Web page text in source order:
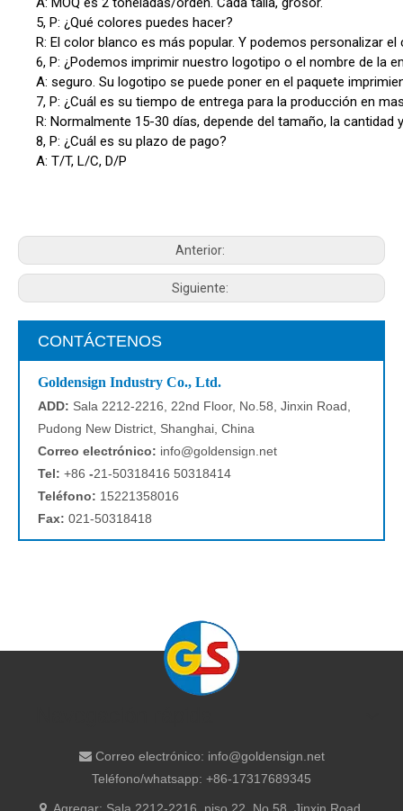
5, P: ¿Qué colores puedes hacer?
R: El color blanco es más popular. Y podemos personalizar
6, P: ¿Podemos imprimir nuestro logotipo o el nombre de la
A: seguro. Su logotipo se puede poner en el paquete
7, P: ¿Cuál es su tiempo de entrega para la producción en
R: Normalmente 15-30 días, depende del tamaño, la cantidad
8, P: ¿Cuál es su plazo de pago?
A: T/T, L/C, D/P
Anterior:
Siguiente:
CONTÁCTENOS
Goldensign Industry Co., Ltd.
ADD: Sala 2212-2216, 22nd Floor, No.58, Jinxin Road,
Pudong New District, Shanghai, China
Correo electrónico: info@goldensign.net
Tel: +86 -21-50318416 50318414
Teléfono: 15221358016
Fax: 021-50318418
Correo electrónico: info@goldensign.net
Teléfono/whatsapp: +86-17317689345
